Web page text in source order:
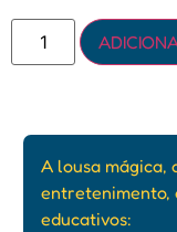
A lousa mágica,
entretenimento,
educativos: